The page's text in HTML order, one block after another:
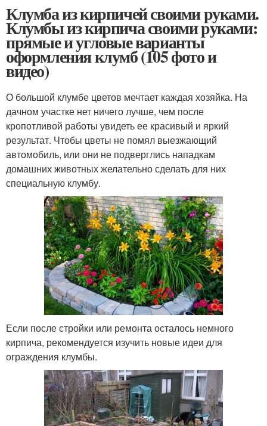
Клумба из кирпичей своими руками.
Клумбы из кирпича своими руками:
прямые и угловые варианты
оформления клумб (105 фото и
видео)
О большой клумбе цветов мечтает каждая хозяйка. На
дачном участке нет ничего лучше, чем после
кропотливой работы увидеть ее красивый и яркий
результат. Чтобы цветы не помял выезжающий
автомобиль, или они не подверглись нападкам
домашних животных желательно сделать для них
специальную клумбу.
Если после стройки или ремонта осталось немного
кирпича, рекомендуется изучить новые идеи для
ограждения клумбы.